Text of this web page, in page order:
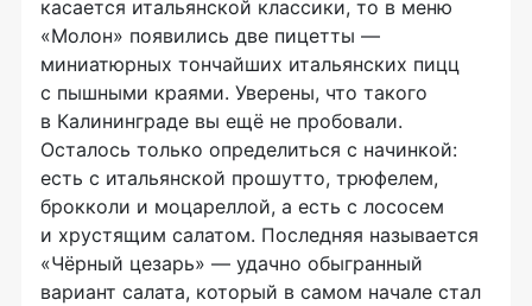
касается итальянской классики, то в меню
«Молон» появились две пицетты —
миниатюрных тончайших итальянских пицц
с пышными краями. Уверены, что такого
в Калининграде вы ещё не пробовали.
Осталось только определиться с начинкой:
есть с итальянской прошутто, трюфелем,
брокколи и моцареллой, а есть с лососем
и хрустящим салатом. Последняя называется
«Чёрный цезарь» — удачно обыгранный
вариант салата, который в самом начале стал